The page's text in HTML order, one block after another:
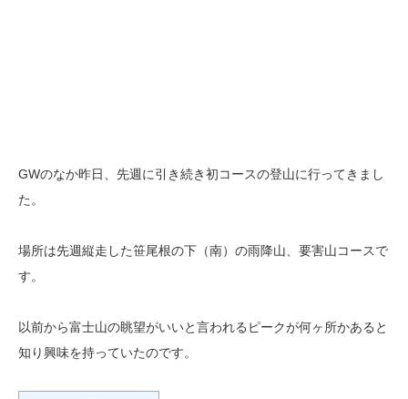
GWのなか昨日、先週に引き続き初コースの登山に行ってきまし
た。
場所は先週縦走した笹尾根の下（南）の雨降山、要害山コースで
す。
以前から富士山の眺望がいいと言われるピークが何ヶ所かあると
知り興味を持っていたのです。